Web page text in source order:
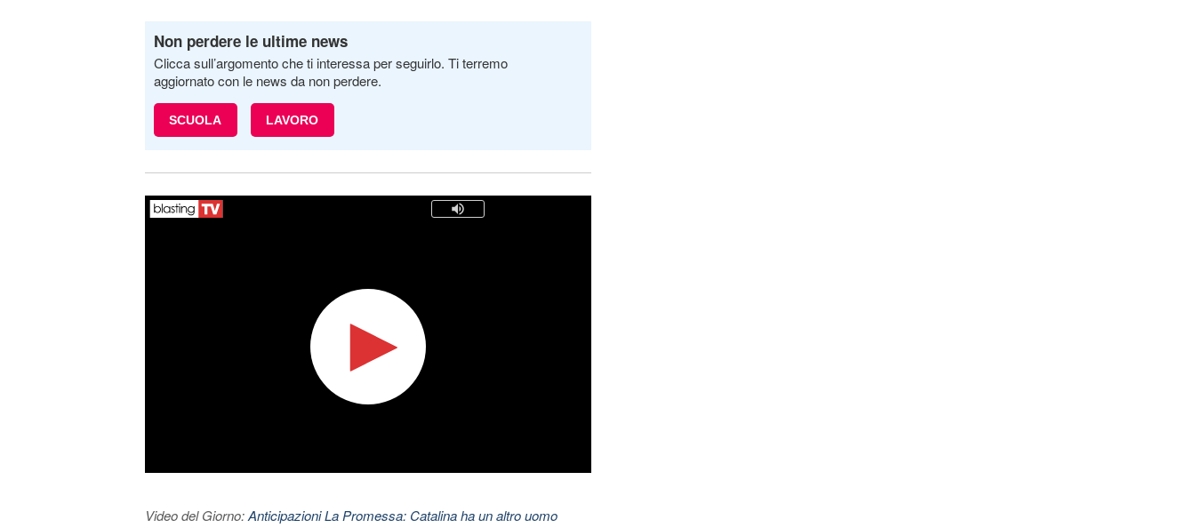
Non perdere le ultime news
Clicca sull’argomento che ti interessa per seguirlo. Ti terremo
aggiornato con le news da non perdere.
SCUOLA LAVORO
Video del Giorno:Anticipazioni La Promessa: Catalina ha un altro uomo